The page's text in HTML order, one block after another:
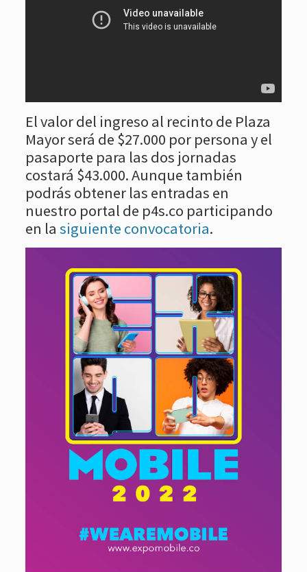
El valor del ingreso al recinto de Plaza
Mayor será de $27.000 por persona y el
pasaporte para las dos jornadas
costará $43.000. Aunque también
podrás obtener las entradas en
nuestro portal de p4s.co participando
en la siguiente convocatoria.